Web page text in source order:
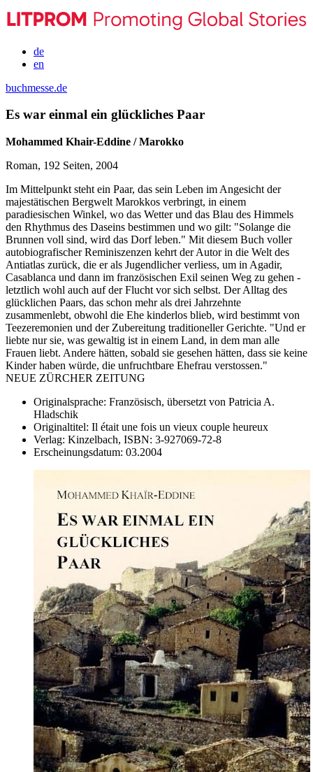
de
en
buchmesse.de
Es war einmal ein glückliches Paar
Mohammed Khair-Eddine / Marokko
Roman, 192 Seiten, 2004
Im Mittelpunkt steht ein Paar, das sein Leben im Angesicht der
majestätischen Bergwelt Marokkos verbringt, in einem
paradiesischen Winkel, wo das Wetter und das Blau des Himmels
den Rhythmus des Daseins bestimmen und wo gilt: "Solange die
Brunnen voll sind, wird das Dorf leben." Mit diesem Buch voller
autobiografischer Reminiszenzen kehrt der Autor in die Welt des
Antiatlas zurück, die er als Jugendlicher verliess, um in Agadir,
Casablanca und dann im französischen Exil seinen Weg zu gehen -
letztlich wohl auch auf der Flucht vor sich selbst. Der Alltag des
glücklichen Paars, das schon mehr als drei Jahrzehnte
zusammenlebt, obwohl die Ehe kinderlos blieb, wird bestimmt von
Teezeremonien und der Zubereitung traditioneller Gerichte. "Und er
liebte nur sie, was gewaltig ist in einem Land, in dem man alle
Frauen liebt. Andere hätten, sobald sie gesehen hätten, dass sie keine
Kinder haben würde, die unfruchtbare Ehefrau verstossen."
NEUE ZÜRCHER ZEITUNG
Originalsprache: Französisch, übersetzt von Patricia A.
Hladschik
Originaltitel: Il était une fois un vieux couple heureux
Verlag: Kinzelbach, ISBN: 3-927069-72-8
Erscheinungsdatum: 03.2004